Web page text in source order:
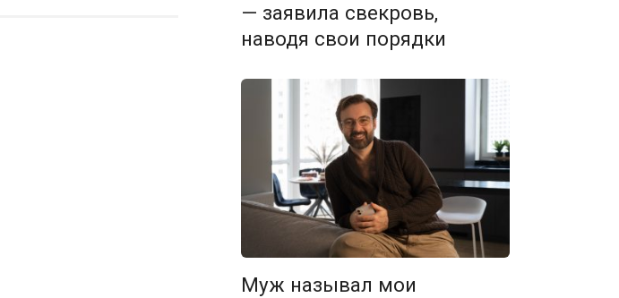
— заявила свекровь,
наводя свои порядки
Муж называл мои